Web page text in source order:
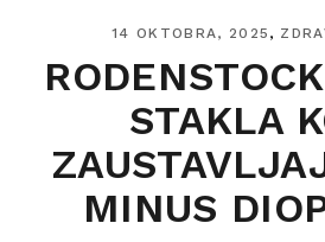
14 OKTOBRA, 2025
STAKLA
MINUS